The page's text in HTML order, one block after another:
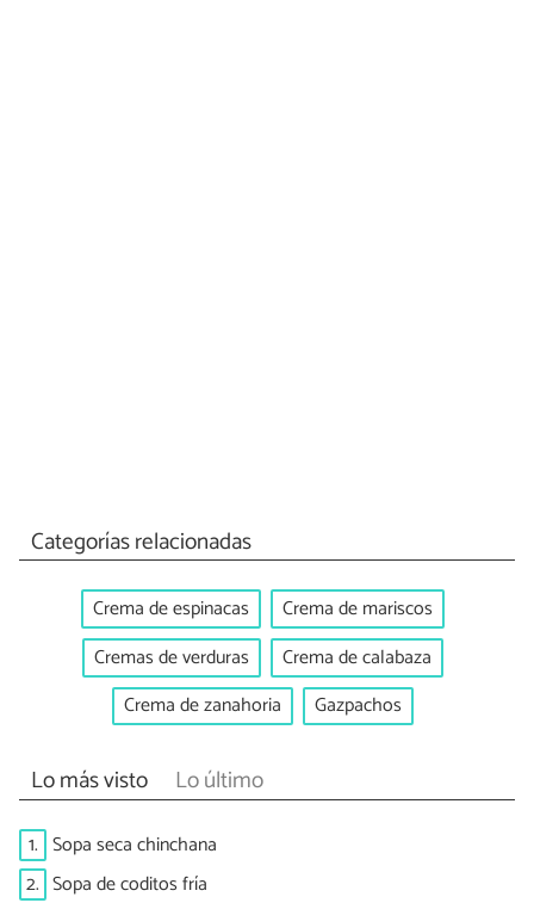
Categorías relacionadas
Crema de espinacas
Crema de mariscos
Cremas de verduras
Crema de calabaza
Crema de zanahoria
Gazpachos
Lo más visto Lo último
1. Sopa seca chinchana
2. Sopa de coditos fría